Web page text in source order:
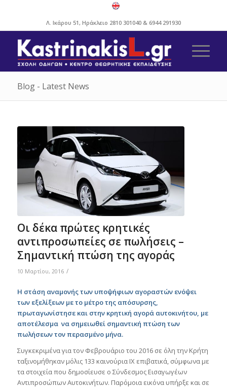
Λ. Ικάρου 51, Ηράκλειο 2810 301040& 6944 291930
Blog - Latest News
Οι δέκα πρώτες κρητικές
αντιπροσωπείες σε πωλήσεις –
Σημαντική πτώση της αγοράς
10 Μαρτίου, 2016 /
Η στάση αναμονής των υποψήφιων αγοραστών ενόψει
των εξελίξεων με το μέτρο της απόσυρσης,
πρωταγωνίστησε και στην κρητική αγορά αυτοκινήτου, με
αποτέλεσμα να σημειωθεί σημαντική πτώση των
πωλήσεων τον περασμένο μήνα.
Συγκεκριμένα για τον Φεβρουάριο του 2016 σε όλη την Κρήτη
ταξινομήθηκαν μόλις 133 καινούρια ΙΧ επιβατικά, σύμφωνα με
τα στοιχεία που δημοσίευσε ο Σύνδεσμος Εισαγωγέων
Αντιπροσώπων Αυτοκινήτων. Παρόμοια εικόνα υπήρξε και σε